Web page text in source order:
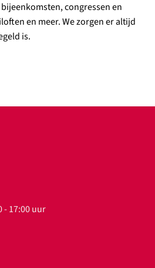
congressen en
en meer. We zorgen er altijd
is.
- 17:00 uur